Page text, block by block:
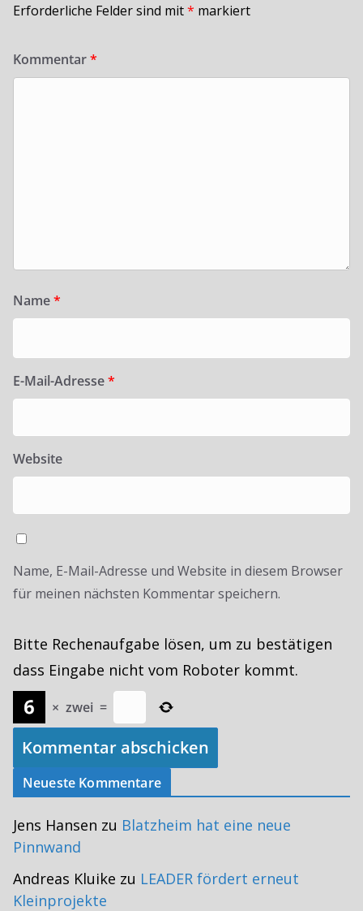
Erforderliche Felder sind mit* markiert
Kommentar*
Name*
E-Mail-Adresse*
Website
Name, E-Mail-Adresse und Website in diesem Browser
für meinen nächsten Kommentar speichern.
Bitte Rechenaufgabe lösen, um zu bestätigen
dass Eingabe nicht vom Roboter kommt.
× zwei =
Neueste Kommentare
Jens Hansen zu Blatzheim hat eine neue
Pinnwand
Andreas Kluike zu LEADER fördert erneut
Kleinprojekte